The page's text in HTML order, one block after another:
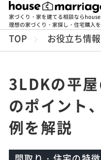
家づくり・家を建てる相談ならhouse
理想の家づくり・家探し・住宅購入を
TOP お役立ち情報
3LDKの平
のポイント
例を解説